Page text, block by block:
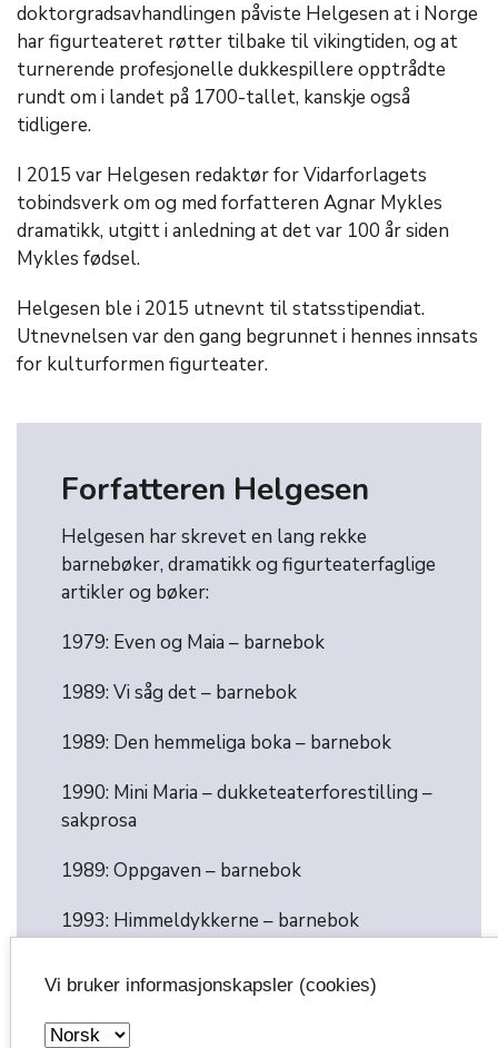
doktorgradsavhandlingen påviste Helgesen at i Norge
har figurteateret røtter tilbake til vikingtiden, og at
turnerende profesjonelle dukkespillere opptrådte
rundt om i landet på 1700-tallet, kanskje også
tidligere.
I 2015 var Helgesen redaktør for Vidarforlagets
tobindsverk om og med forfatteren Agnar Mykles
dramatikk, utgitt i anledning at det var 100 år siden
Mykles fødsel.
Helgesen ble i 2015 utnevnt til statsstipendiat.
Utnevnelsen var den gang begrunnet i hennes innsats
for kulturformen figurteater.
Forfatteren Helgesen
Helgesen har skrevet en lang rekke
barnebøker, dramatikk og figurteaterfaglige
artikler og bøker:
1979: Even og Maia – barnebok
1989: Vi såg det – barnebok
1989: Den hemmeliga boka – barnebok
1990: Mini Maria – dukketeaterforestilling –
sakprosa
1989: Oppgaven – barnebok
1993: Himmeldykkerne – barnebok
1995: Susanne på badet: en monolog,
Vi bruker informasjonskapsler (cookies)